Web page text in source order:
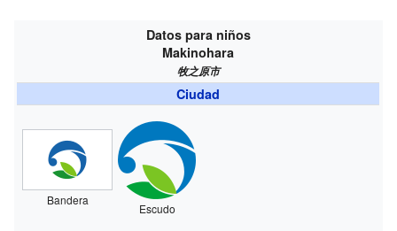
Datos para niños
Makinohara
牧之原市
Ciudad
Bandera
Escudo